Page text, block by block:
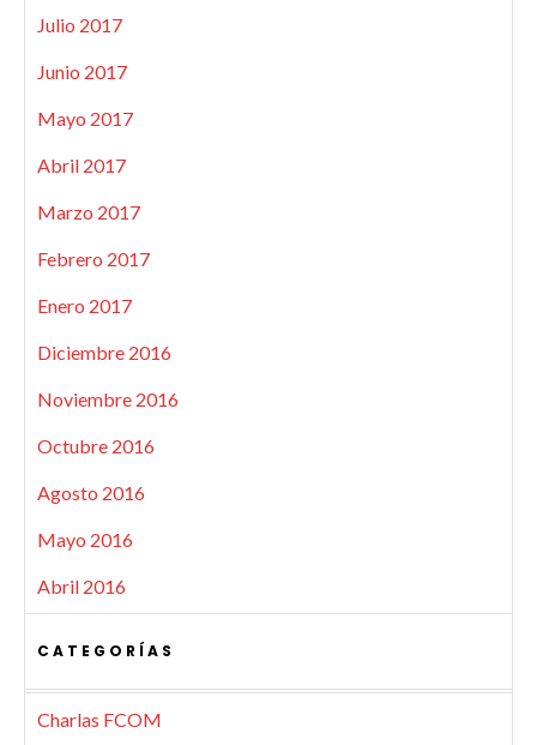
Julio 2017
Junio 2017
Mayo 2017
Abril 2017
Marzo 2017
Febrero 2017
Enero 2017
Diciembre 2016
Noviembre 2016
Octubre 2016
Agosto 2016
Mayo 2016
Abril 2016
CATEGORÍAS
Charlas FCOM